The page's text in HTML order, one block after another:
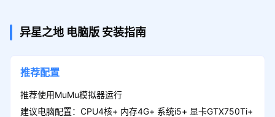
异星之地 电脑版 安装指南
推荐配置
推荐使用MuMu模拟器运行
建议电脑配置：CPU4核+ 内存4G+ 系统i5+ 显卡GTX750Ti+